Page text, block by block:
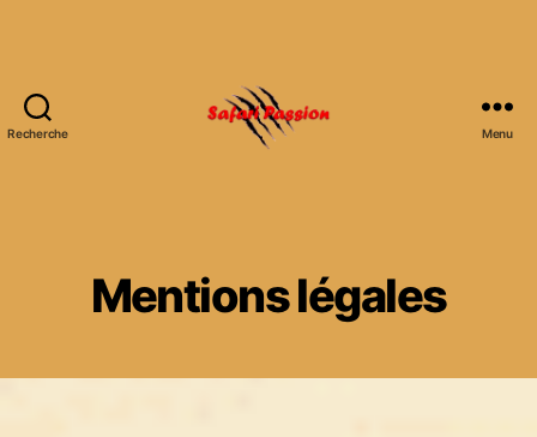
Recherche Menu
Mentions légales